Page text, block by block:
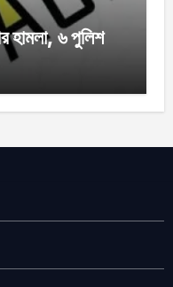
হামলা, ৬ পুলিশ